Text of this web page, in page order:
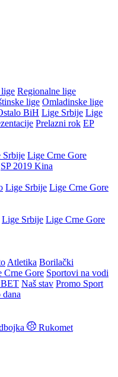
Regionalne lige
lige Omladinske lige
BiH Lige Srbije Lige
Prelazni rok EP
Srbije Lige Crne Gore
SP 2019 Kina
Lige Srbije Lige Crne Gore
Lige Srbije Lige Crne Gore
Atletika Borilački
Crne Gore Sportovi na vodi
Naš stav Promo Sport
dana
Rukomet